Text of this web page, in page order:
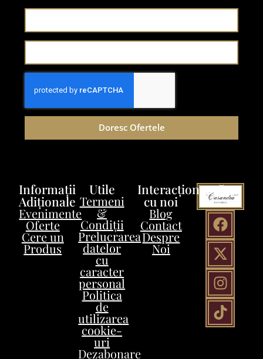
Doresc Ofertele
Interacționează
cu noi
Blog
Contact
Despre
Noi
Utile
Termeni
&
Condiții
Prelucrarea
datelor
cu
caracter
personal
Politica
de
utilizarea
cookie-
uri
Dezabonare
Informații
Adiționale
Evenimente
Oferte
Cere un
Produs